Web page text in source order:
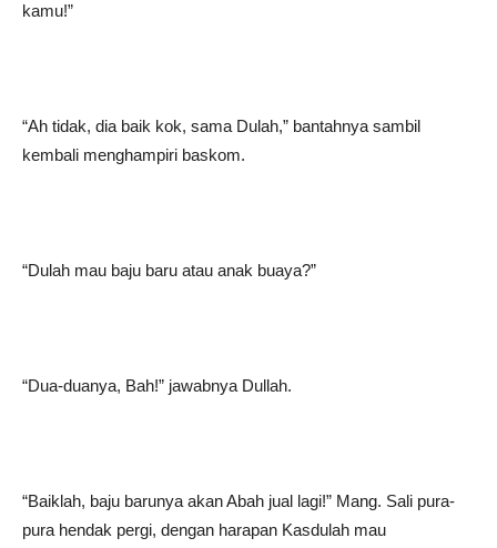
kamu!”
“Ah tidak, dia baik kok, sama Dulah,” bantahnya sambil
kembali menghampiri baskom.
“Dulah mau baju baru atau anak buaya?”
“Dua-duanya, Bah!” jawabnya Dullah.
“Baiklah, baju barunya akan Abah jual lagi!” Mang. Sali pura-
pura hendak pergi, dengan harapan Kasdulah mau